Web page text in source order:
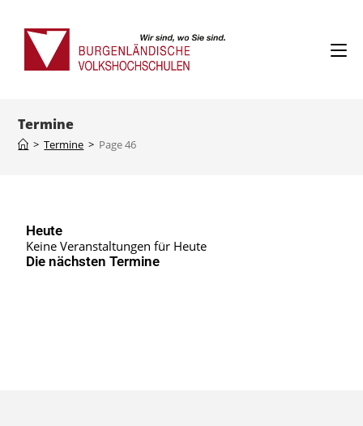
Termine
> Termine > Page 46
Heute
Keine Veranstaltungen für Heute
Die nächsten Termine